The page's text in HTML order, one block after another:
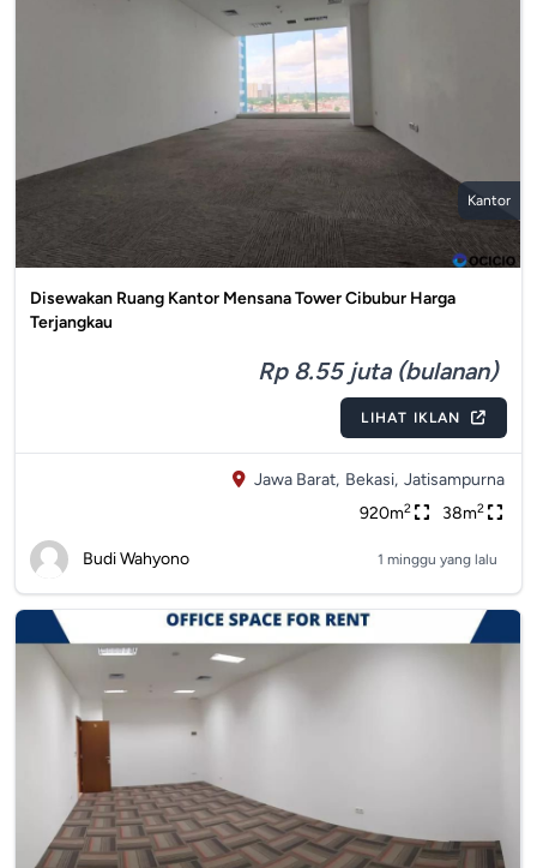
Kantor
Disewakan Ruang Kantor Mensana Tower Cibubur Harga
Terjangkau
Rp 8.55 juta (bulanan)
LIHAT IKLAN
Jawa Barat, Bekasi, Jatisampurna
920m2 38m2
Budi Wahyono 1 minggu yang lalu